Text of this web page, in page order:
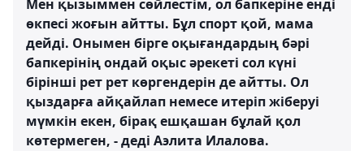
Мен қызыммен сөйлестім, ол бапкеріне енді
өкпесі жоғын айтты. Бұл спорт қой, мама
дейді. Онымен бірге оқығандардың бәрі
бапкерінің ондай оқыс әрекеті сол күні
бірінші рет рет көргендерін де айтты. Ол
қыздарға айқайлап немесе итеріп жіберуі
мүмкін екен, бірақ ешқашан бұлай қол
көтермеген, - деді Аэлита Илалова.